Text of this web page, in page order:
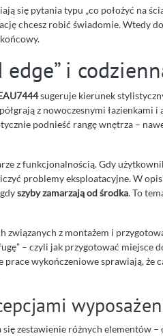
się pytania typu „co położyć na
chcesz robić świadomie. Wtedy
edge” i
sugeruje kierunek
z nowoczesnymi łazienkami
podnieść rangę wnętrza –
z funkcjonalnością. Gdy
problemy eksploatacyjne. W
szyby zamarzają od środka. To
związanych z montażem i
– czyli jak przygotować miejsce
wykończeniowe sprawiają, że
się zestawienie różnych elementów